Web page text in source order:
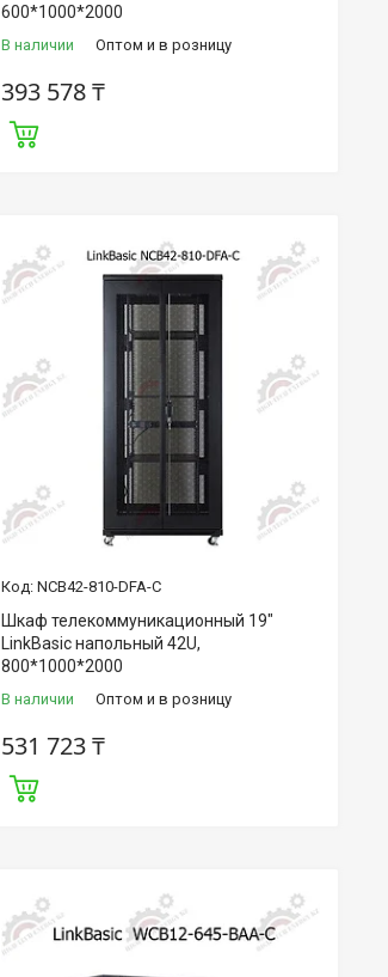
600*1000*2000
В наличии Оптом и в розницу
393 578 ₸
NCB42-810-DFA-C
Шкаф телекоммуникационный 19"
LinkBasic напольный 42U,
800*1000*2000
В наличии Оптом и в розницу
531 723 ₸